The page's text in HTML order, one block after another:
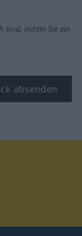
sind, indem Sie ein
absenden